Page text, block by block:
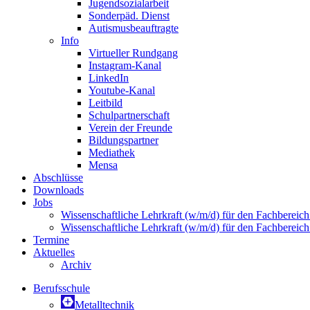
Jugendsozialarbeit
Sonderpäd. Dienst
Autismusbeauftragte
Info
Virtueller Rundgang
Instagram-Kanal
LinkedIn
Youtube-Kanal
Leitbild
Schulpartnerschaft
Verein der Freunde
Bildungspartner
Mediathek
Mensa
Abschlüsse
Downloads
Jobs
Wissenschaftliche Lehrkraft (w/m/d) für den
Wissenschaftliche Lehrkraft (w/m/d) für den
Termine
Aktuelles
Archiv
Berufsschule
Metalltechnik